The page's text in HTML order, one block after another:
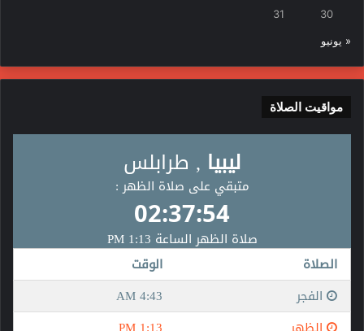
30
31
« يونيو
مواقيت الصلاة